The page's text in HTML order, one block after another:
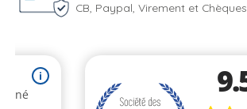
CB, Paypal, Virement et Chèques